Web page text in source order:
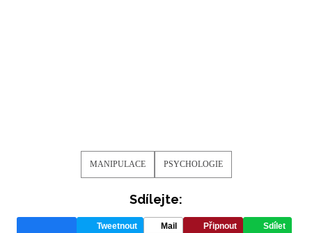
MANIPULACE PSYCHOLOGIE
Sdílejte:
Tweetnout Mail Připnout Sdílet